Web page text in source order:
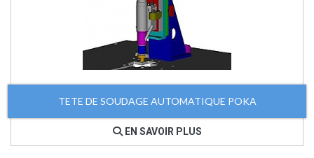
TETE DE SOUDAGE AUTOMATIQUE POKA
EN SAVOIR PLUS